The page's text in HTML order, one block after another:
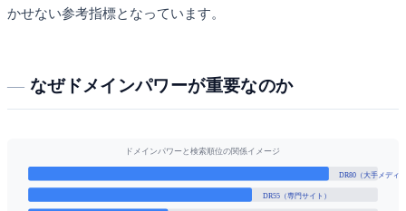
かせない参考指標となっています。
なぜドメインパワーが重要なのか
ドメインパワーと検索順位の関係イメージ
DR80（大手メディ
DR55（専門サイト）